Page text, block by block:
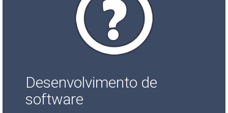
Desenvolvimento de
software